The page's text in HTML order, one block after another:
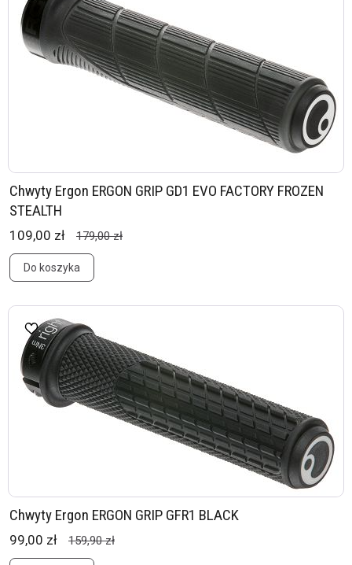
Chwyty Ergon ERGON GRIP GD1 EVO FACTORY FROZEN
STEALTH
109,00 zł 179,00 zł
Do koszyka
Chwyty Ergon ERGON GRIP GFR1 BLACK
99,00 zł 159,90 zł